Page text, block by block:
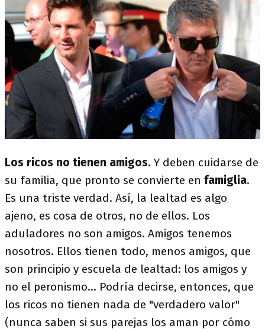
Los ricos no tienen amigos. Y deben cuidarse de
su familia, que pronto se convierte en famiglia.
Es una triste verdad. Así, la lealtad es algo
ajeno, es cosa de otros, no de ellos. Los
aduladores no son amigos. Amigos tenemos
nosotros. Ellos tienen todo, menos amigos, que
son principio y escuela de lealtad: los amigos y
no el peronismo... Podría decirse, entonces, que
los ricos no tienen nada de "verdadero valor"
(nunca saben si sus parejas los aman por cómo